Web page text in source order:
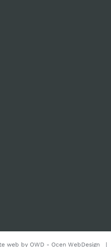
web by OWD - Ocen WebDesign |